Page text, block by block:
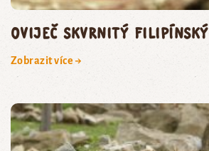
oviječ skvrnitý filipínský
Zobrazit více →